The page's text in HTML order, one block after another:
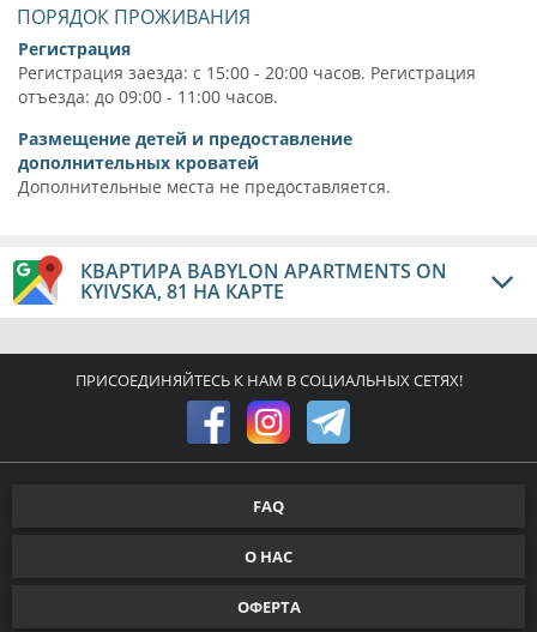
ПОРЯДОК ПРОЖИВАНИЯ
Регистрация
Регистрация заезда: с 15:00 - 20:00 часов. Регистрация
отъезда: до 09:00 - 11:00 часов.
Размещение детей и предоставление
дополнительных кроватей
Дополнительные места не предоставляется.
КВАРТИРА BABYLON APARTMENTS ON
KYIVSKA, 81 НА КАРТЕ
ПРИСОЕДИНЯЙТЕСЬ К НАМ В СОЦИАЛЬНЫХ СЕТЯХ!
FAQ
О НАС
ОФЕРТА